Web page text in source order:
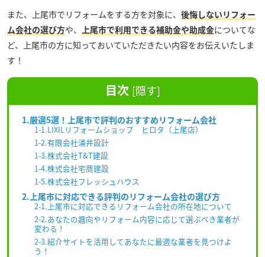
また、上尾市でリフォームをする方を対象に、 後悔しないリフォー
ム会社の選び方や、 上尾市で利用できる補助金や助成金についてな
ど、上尾市の方に知っておいていただきたい内容をお伝えいたしま
す！
目次 [隠す]
1.厳選5選！上尾市で評判のおすすめリフォーム会社
1-1.LIXILリフォームショップ ヒロタ（上尾店）
1-2.有限会社涌井設計
1-3.株式会社T&T建設
1-4.株式会社宅商建設
1-5.株式会社フレッシュハウス
2.上尾市に対応できる評判のリフォーム会社の選び方
2-1.上尾市に対応できるリフォーム会社の所在地について
2-2.あなたの趣向やリフォーム内容に応じて選ぶべき業者が
変わる！
2-3.紹介サイトを活用してあなたに最適な業者を見つけよ
う！